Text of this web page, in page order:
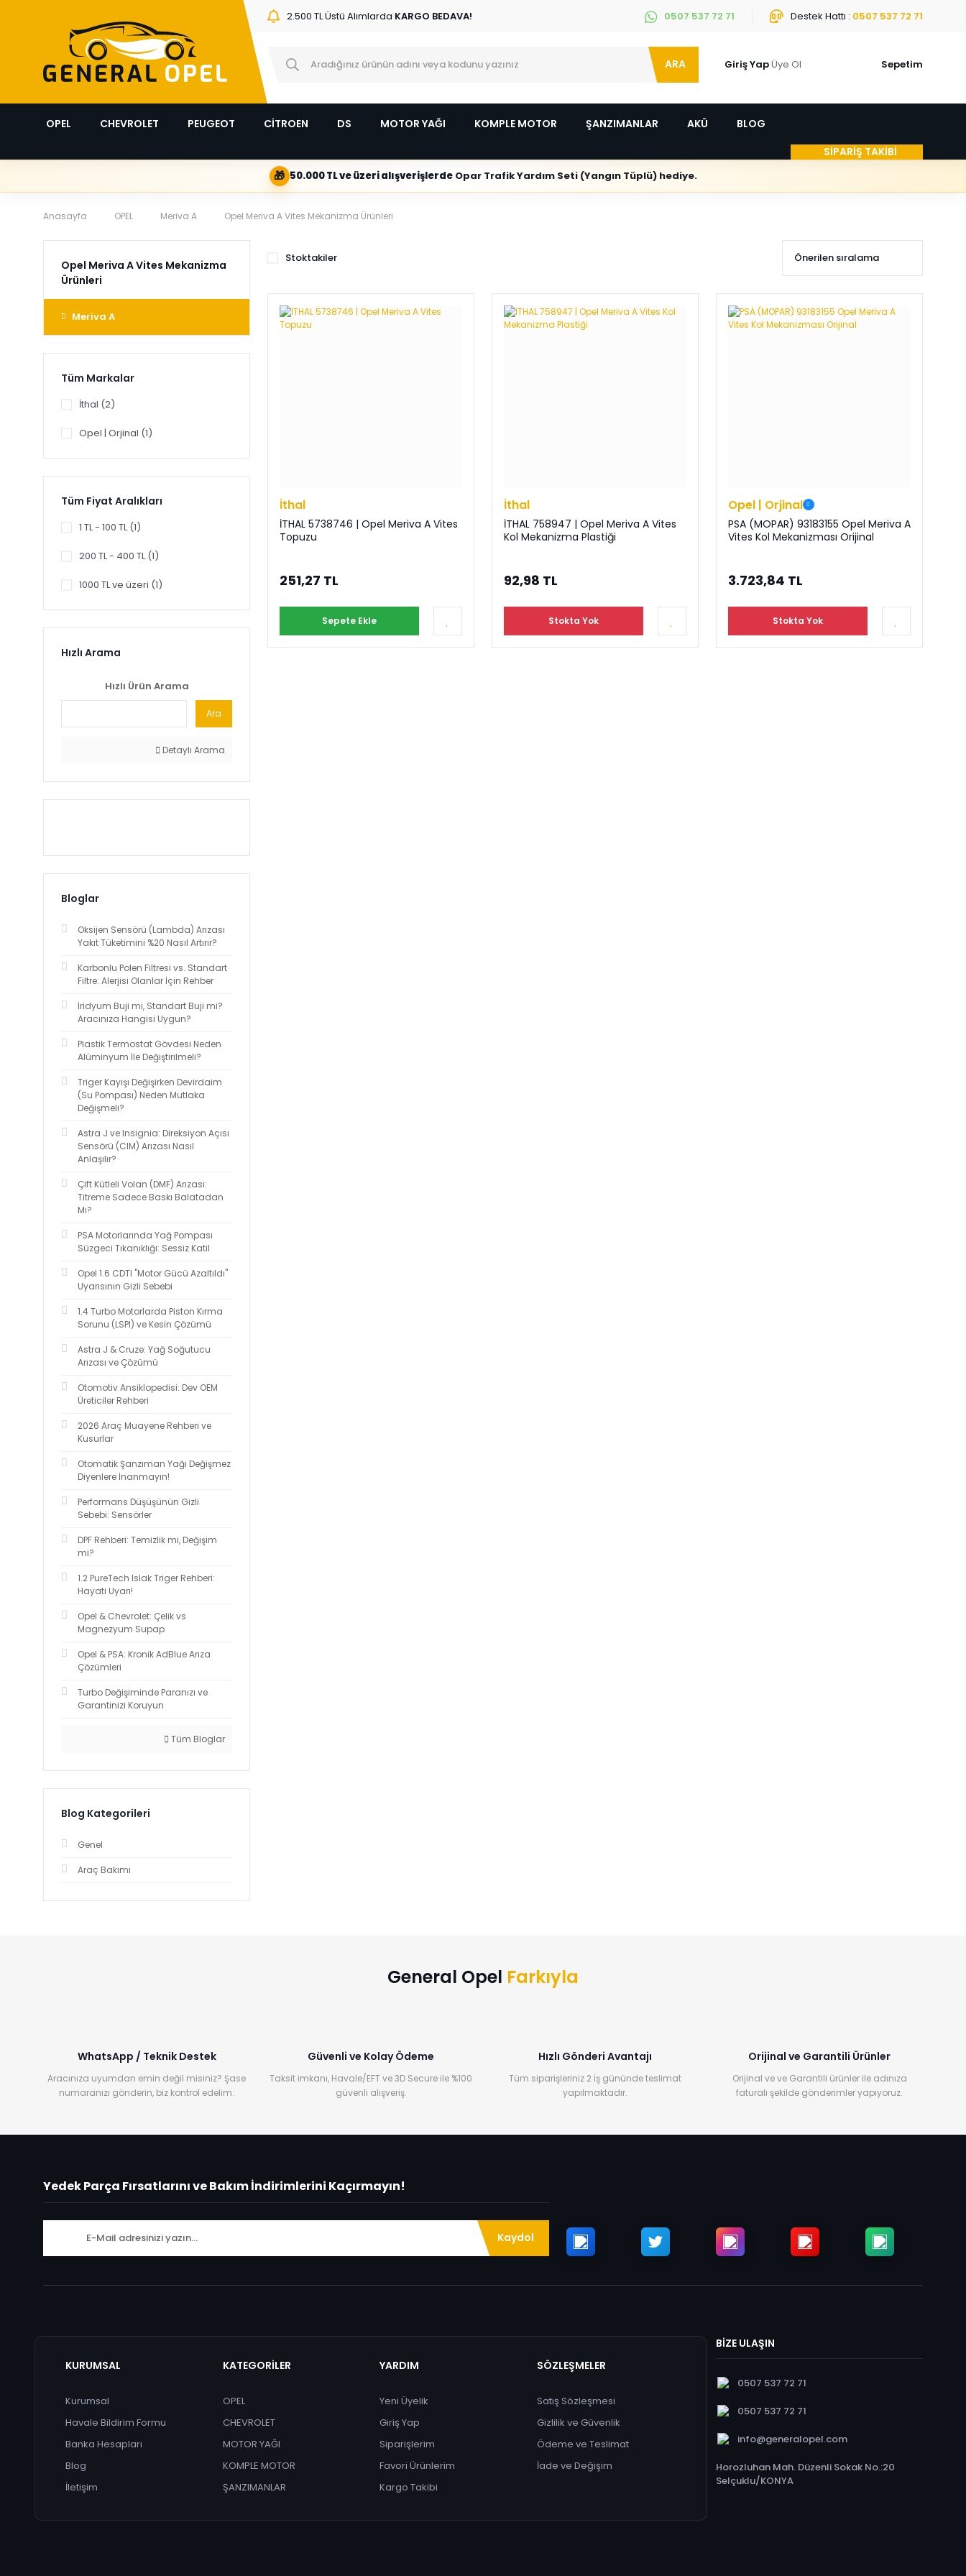
2.500 TL Üstü Alımlarda KARGO BEDAVA! 0507 537 72 71 Destek Hattı : 0507 537 72 71
ARA Giriş YapÜye Ol Sepetim
OPEL CHEVROLET PEUGEOT CİTROEN DS MOTOR YAĞI KOMPLE MOTOR ŞANZIMANLAR AKÜ
BLOG
SİPARİŞ TAKİBİ
🎁 50.000 TL ve üzeri alışverişlerdeOpar Trafik Yardım Seti (Yangın Tüplü) hediye.
Anasayfa OPEL Meriva A Opel Meriva A Vites Mekanizma Ürünleri
Opel Meriva A Vites Mekanizma
Ürünleri
Meriva A
Tüm Markalar
İthal (2)
Opel | Orjinal (1)
Tüm Fiyat Aralıkları
1 TL - 100 TL (1)
200 TL - 400 TL (1)
1000 TL ve üzeri (1)
Hızlı Arama
Hızlı Ürün Arama
Ara
Detaylı Arama
Bloglar
Oksijen Sensörü (Lambda) Arızası
Yakıt Tüketimini %20 Nasıl Artırır?
Karbonlu Polen Filtresi vs. Standart
Filtre: Alerjisi Olanlar İçin Rehber
İridyum Buji mi, Standart Buji mi?
Aracınıza Hangisi Uygun?
Plastik Termostat Gövdesi Neden
Alüminyum İle Değiştirilmeli?
Triger Kayışı Değişirken Devirdaim
(Su Pompası) Neden Mutlaka
Değişmeli?
Astra J ve Insignia: Direksiyon Açısı
Sensörü (CIM) Arızası Nasıl
Anlaşılır?
Çift Kütleli Volan (DMF) Arızası:
Titreme Sadece Baskı Balatadan
Mı?
PSA Motorlarında Yağ Pompası
Süzgeci Tıkanıklığı: Sessiz Katil
Opel 1.6 CDTI "Motor Gücü Azaltıldı"
Uyarısının Gizli Sebebi
1.4 Turbo Motorlarda Piston Kırma
Sorunu (LSPI) ve Kesin Çözümü
Astra J & Cruze: Yağ Soğutucu
Arızası ve Çözümü
Otomotiv Ansiklopedisi: Dev OEM
Üreticiler Rehberi
2026 Araç Muayene Rehberi ve
Kusurlar
Otomatik Şanzıman Yağı Değişmez
Diyenlere İnanmayın!
Performans Düşüşünün Gizli
Sebebi: Sensörler
DPF Rehberi: Temizlik mi, Değişim
mi?
1.2 PureTech Islak Triger Rehberi:
Hayati Uyarı!
Opel & Chevrolet: Çelik vs
Magnezyum Supap
Opel & PSA: Kronik AdBlue Arıza
Çözümleri
Turbo Değişiminde Paranızı ve
Garantinizi Koruyun
Tüm Bloglar
Blog Kategorileri
Genel
Araç Bakımı
Stoktakiler
İthal
İTHAL 5738746 | Opel Meriva A Vites
Topuzu
251,27 TL
Sepete Ekle
İthal
İTHAL 758947 | Opel Meriva A Vites
Kol Mekanizma Plastiği
92,98 TL
Stokta Yok
Opel | Orjinal
PSA (MOPAR) 93183155 Opel Meriva A
Vites Kol Mekanizması Orijinal
3.723,84 TL
Stokta Yok
General Opel Farkıyla
WhatsApp / Teknik Destek
Aracınıza uyumdan emin değil misiniz? Şase
numaranızı gönderin, biz kontrol edelim.
Güvenli ve Kolay Ödeme
Taksit imkanı, Havale/EFT ve 3D Secure ile %100
güvenli alışveriş.
Hızlı Gönderi Avantajı
Tüm siparişleriniz 2 İş gününde teslimat
yapılmaktadır.
Orijinal ve Garantili Ürünler
Orijinal ve ve Garantili ürünler ile adınıza
faturalı şekilde gönderimler yapıyoruz.
Yedek Parça Fırsatlarını ve Bakım İndirimlerini Kaçırmayın!
Kaydol
KURUMSAL
Kurumsal
Havale Bildirim Formu
Banka Hesapları
Blog
İletişim
KATEGORİLER
OPEL
CHEVROLET
MOTOR YAĞI
KOMPLE MOTOR
ŞANZIMANLAR
YARDIM
Yeni Üyelik
Giriş Yap
Siparişlerim
Favori Ürünlerim
Kargo Takibi
SÖZLEŞMELER
Satış Sözleşmesi
Gizlilik ve Güvenlik
Ödeme ve Teslimat
İade ve Değişim
BİZE ULAŞIN
0507 537 72 71
0507 537 72 71
info@generalopel.com
Horozluhan Mah. Düzenli Sokak No.:20
Selçuklu/KONYA